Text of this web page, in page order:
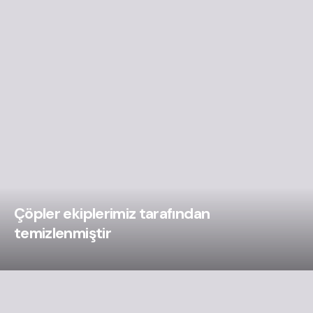
Çöpler ekiplerimiz tarafından
temizlenmiştir